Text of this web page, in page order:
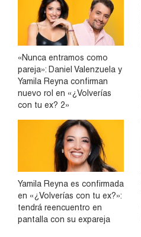
«Nunca entramos como
pareja»: Daniel Valenzuela y
Yamila Reyna confirman
nuevo rol en «¿Volverías
con tu ex? 2»
Yamila Reyna es confirmada
en «¿Volverías con tu ex?»:
tendrá reencuentro en
pantalla con su expareja